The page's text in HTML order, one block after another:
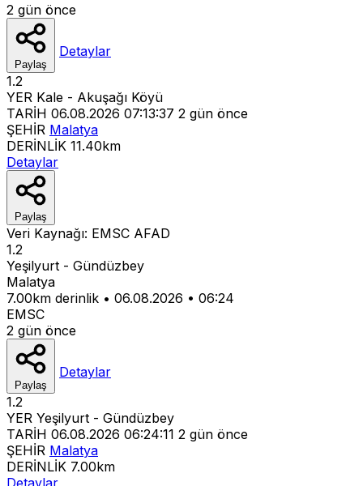
2 gün önce
Paylaş
Detaylar
1.2
YER Kale - Akuşağı Köyü
TARİH 06.08.2026 07:13:37 2 gün önce
ŞEHİR Malatya
DERİNLİK 11.40km
Detaylar
Paylaş
Veri Kaynağı: EMSC AFAD
1.2
Yeşilyurt - Gündüzbey
Malatya
7.00km derinlik • 06.08.2026 • 06:24
EMSC
2 gün önce
Paylaş
Detaylar
1.2
YER Yeşilyurt - Gündüzbey
TARİH 06.08.2026 06:24:11 2 gün önce
ŞEHİR Malatya
DERİNLİK 7.00km
Detaylar